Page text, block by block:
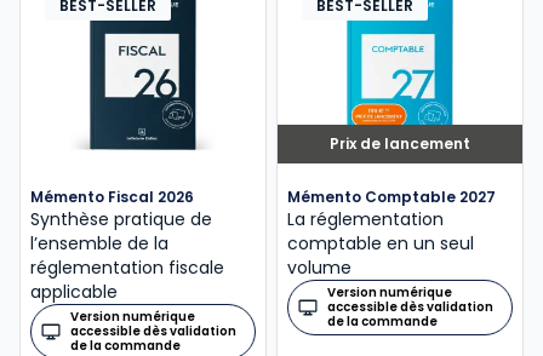
BEST-SELLER
Mémento Fiscal 2026
Synthèse pratique de
l’ensemble de la
réglementation fiscale
applicable
Version numérique
accessible dès validation
de la commande
Prix de lancement
BEST-SELLER
Mémento Comptable 2027
La réglementation
comptable en un seul
volume
Version numérique
accessible dès validation
de la commande